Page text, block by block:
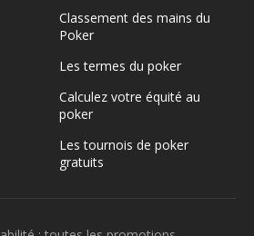
Classement des mains du
Poker
Les termes du poker
Calculez votre équité au
poker
Les tournois de poker
gratuits